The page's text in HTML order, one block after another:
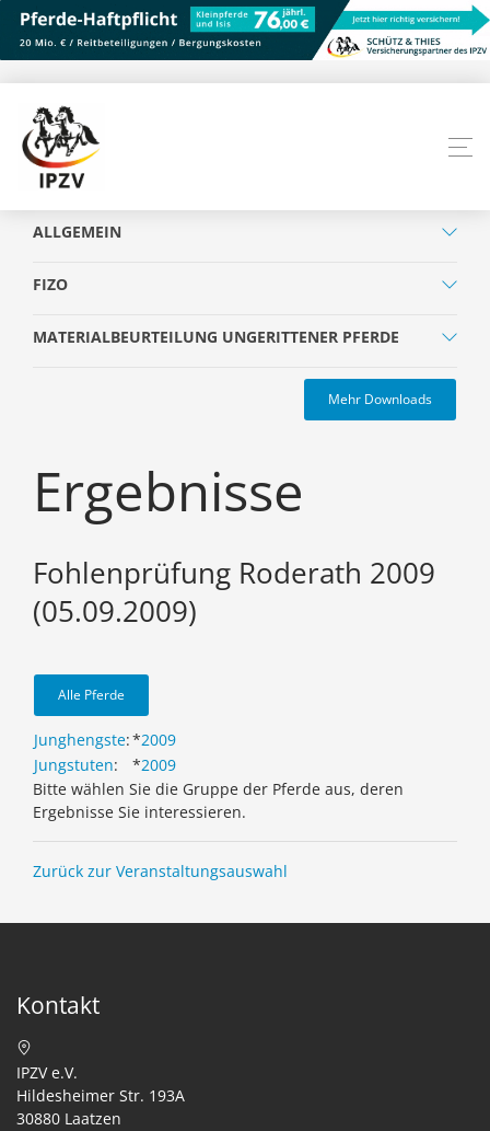
ALLGEMEIN
FIZO
MATERIALBEURTEILUNG UNGERITTENER PFERDE
Mehr Downloads
Ergebnisse
Fohlenprüfung Roderath 2009
(05.09.2009)
Alle Pferde
Junghengste:*2009
Jungstuten: *2009
Bitte wählen Sie die Gruppe der Pferde aus, deren
Ergebnisse Sie interessieren.
Zurück zur Veranstaltungsauswahl
Kontakt
IPZV e.V.
Hildesheimer Str. 193A
30880 Laatzen